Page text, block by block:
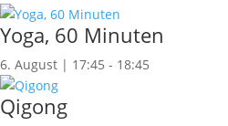
Yoga, 60 Minuten
6. August | 17:45 - 18:45
Qigong